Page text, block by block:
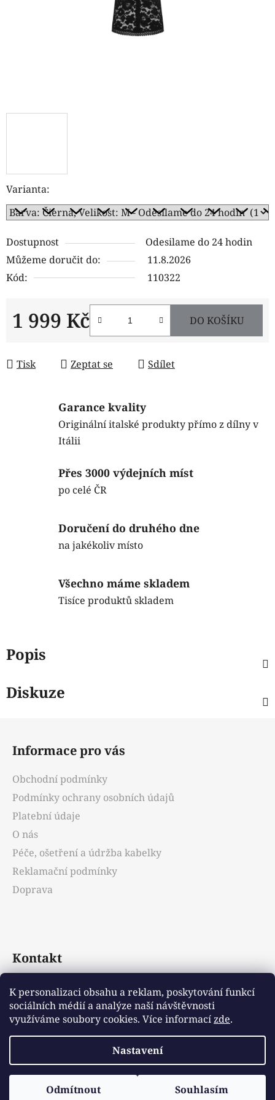
K personalizaci obsahu a reklam, poskytování funkcí
sociálních médií a analýze naší návštěvnosti
využíváme soubory cookies. Více informacízde.
Nastavení
Odmítnout Souhlasím
Varianta:
Dostupnost
Odesilame do 24 hodin
Můžeme doručit do:
11.8.2026
Kód:
110322
1 999 Kč DO KOŠÍKU
Tisk Zeptat se Sdílet
Garance kvality
Originální italské produkty přímo z dílny v
Itálii
Přes 3000 výdejních míst
po celé ČR
Doručení do druhého dne
na jakékoliv místo
Všechno máme skladem
Tisíce produktů skladem
Popis
Diskuze
Informace pro vás
Obchodní podmínky
Podmínky ochrany osobních údajů
Platební údaje
O nás
Péče, ošetření a údržba kabelky
Reklamační podmínky
Doprava
Kontakt
info@emotys.cz
+421903231812
Vytvořil Shoptet
Copyright 2026
. Všechna práva